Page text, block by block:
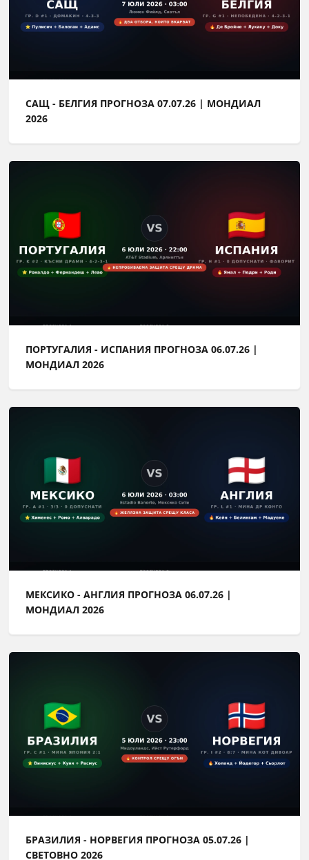
САЩ - БЕЛГИЯ ПРОГНОЗА 07.07.26 | МОНДИАЛ
2026
ПОРТУГАЛИЯ - ИСПАНИЯ ПРОГНОЗА 06.07.26 |
МОНДИАЛ 2026
МЕКСИКО - АНГЛИЯ ПРОГНОЗА 06.07.26 |
МОНДИАЛ 2026
БРАЗИЛИЯ - НОРВЕГИЯ ПРОГНОЗА 05.07.26 |
СВЕТОВНО 2026